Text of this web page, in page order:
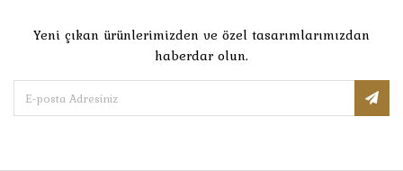
Yeni çıkan ürünlerimizden ve özel tasarımlarımızdan
haberdar olun.